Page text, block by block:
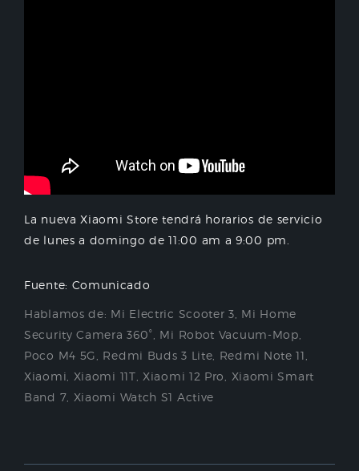
La nueva Xiaomi Store tendrá horarios de servicio
de lunes a domingo de 11:00 am a 9:00 pm.
Fuente: Comunicado
Hablamos de: Mi Electric Scooter 3 Mi Home
Security Camera 360° Mi Robot Vacuum-Mop
Poco M4 5G
Redmi Buds 3 Lite Redmi Note 11
Xiaomi
Xiaomi 11T Xiaomi 12 Pro
Xiaomi Smart
Band 7 Xiaomi Watch S1 Active